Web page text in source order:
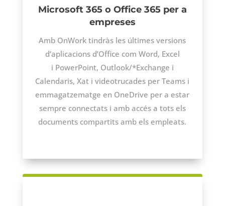
Microsoft 365 o Office 365 per a
empreses
Amb OnWork tindràs les últimes versions
d’aplicacions d’Office com Word, Excel
i PowerPoint, Outlook/*Exchange i
Calendaris, Xat ivideotrucades perTeams i
emmagatzematge en OneDrive per a estar
sempre connectats i amb accés a tots els
documents compartits amb els empleats.